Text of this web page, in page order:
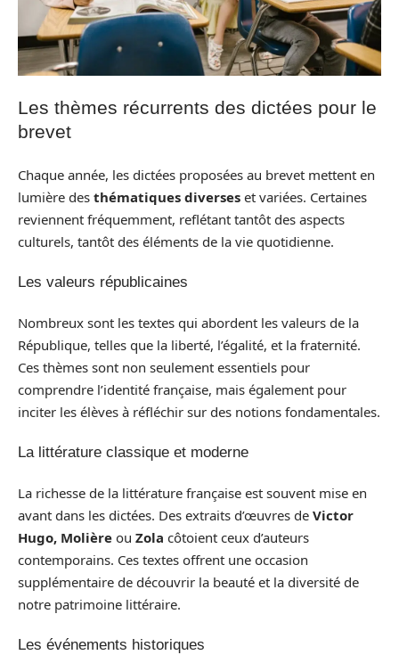
Les thèmes récurrents des dictées pour le
brevet
Chaque année, les dictées proposées au brevet mettent en
lumière des thématiques diverses et variées. Certaines
reviennent fréquemment, reflétant tantôt des aspects
culturels, tantôt des éléments de la vie quotidienne.
Les valeurs républicaines
Nombreux sont les textes qui abordent les valeurs de la
République, telles que la liberté, l’égalité, et la fraternité.
Ces thèmes sont non seulement essentiels pour
comprendre l’identité française, mais également pour
inciter les élèves à réfléchir sur des notions fondamentales.
La littérature classique et moderne
La richesse de la littérature française est souvent mise en
avant dans les dictées. Des extraits d’œuvres de Victor
Hugo, Molière ou Zola côtoient ceux d’auteurs
contemporains. Ces textes offrent une occasion
supplémentaire de découvrir la beauté et la diversité de
notre patrimoine littéraire.
Les événements historiques